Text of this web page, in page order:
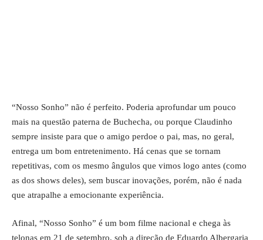
“Nosso Sonho” não é perfeito. Poderia aprofundar um pouco
mais na questão paterna de Buchecha, ou porque Claudinho
sempre insiste para que o amigo perdoe o pai, mas, no geral,
entrega um bom entretenimento. Há cenas que se tornam
repetitivas, com os mesmo ângulos que vimos logo antes (como
as dos shows deles), sem buscar inovações, porém, não é nada
que atrapalhe a emocionante experiência.
Afinal, “Nosso Sonho” é um bom filme nacional e chega às
telonas em 21 de setembro, sob a direção de Eduardo Albergaria